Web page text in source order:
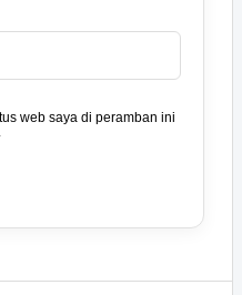
web saya di peramban ini